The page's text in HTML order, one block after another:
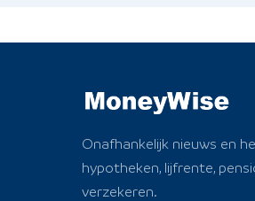
Onafhankelijk nieuws en
hypotheken, lijfrente,
verzekeren.